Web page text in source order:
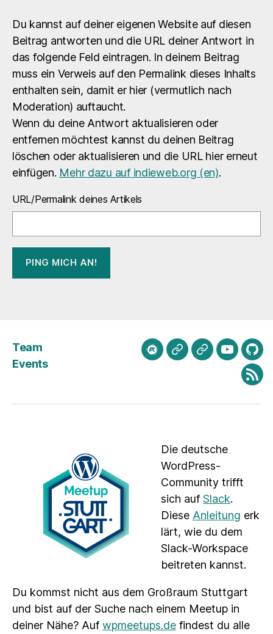
Du kannst auf deiner eigenen Website auf diesen
Beitrag antworten und die URL deiner Antwort in
das folgende Feld eintragen. In deinem Beitrag
muss ein Verweis auf den Permalink dieses Inhalts
enthalten sein, damit er hier (vermutlich nach
Moderation) auftaucht.
Wenn du deine Antwort aktualisieren oder
entfernen möchtest kannst du deinen Beitrag
löschen oder aktualisieren und die URL hier erneut
einfügen. Mehr dazu auf indieweb.org (en).
URL/Permalink deines Artikels
Team
Events
meetup.com
Mastodon
BlueskyYoutube
Die deutsche
WordPress-
Community trifft
sich auf Slack.
Diese Anleitung erk
lärt, wie du dem
Slack-Workspace
beitreten kannst.
Du kommst nicht aus dem Großraum Stuttgart
und bist auf der Suche nach einem Meetup in
deiner Nähe? Auf wpmeetups.de findest du alle